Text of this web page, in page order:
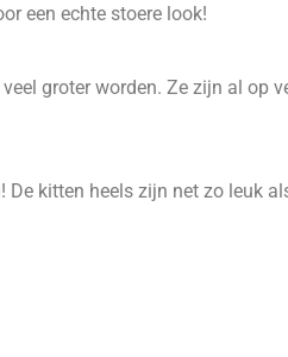
een echte stoere look!
groter worden. Ze zijn al op
kitten heels zijn net zo leuk